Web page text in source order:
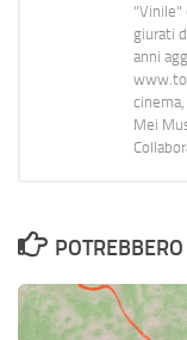
"Vinile"
giurati
anni
Mei